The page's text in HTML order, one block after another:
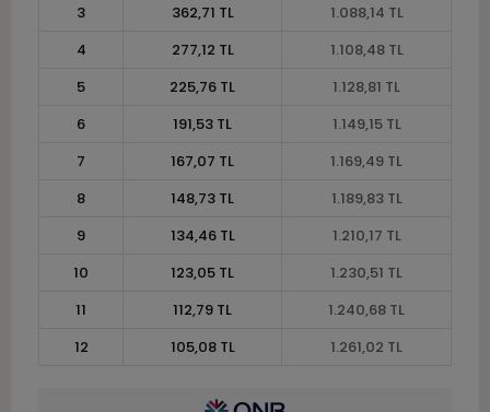
3
362,71 TL
1.088,14 TL
4
277,12 TL
1.108,48 TL
5
225,76 TL
1.128,81 TL
6
191,53 TL
1.149,15 TL
7
167,07 TL
1.169,49 TL
8
148,73 TL
1.189,83 TL
9
134,46 TL
1.210,17 TL
10
123,05 TL
1.230,51 TL
11
112,79 TL
1.240,68 TL
12
105,08 TL 1.261,02 TL